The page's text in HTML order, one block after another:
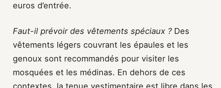
euros d’entrée.
Faut-il prévoir des vêtements spéciaux ?Des
vêtements légers couvrant les épaules et les
genoux sont recommandés pour visiter les
mosquées et les médinas. En dehors de ces